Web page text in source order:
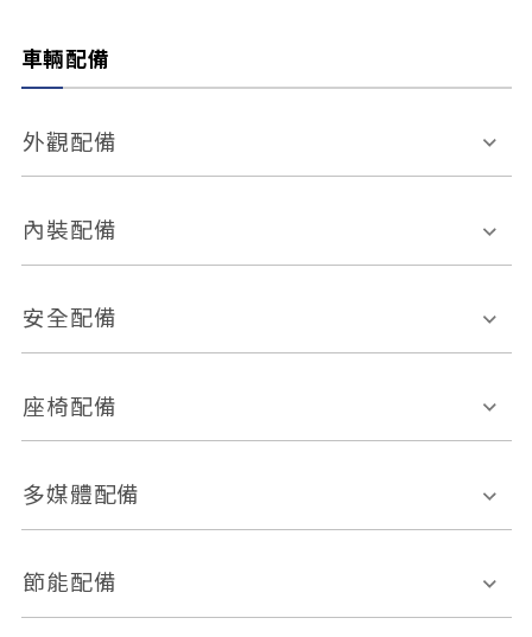
車輛配備
外觀配備
電動天窗
後視鏡方向指示燈
內裝配備
多功能方向盤
恆溫空調
安全配備
前座正面氣囊
ABS防鎖死
車道偏離警示
自動停車系統 盲點偵測系統
座椅配備
皮椅
多媒體配備
外部音源接入
節能配備